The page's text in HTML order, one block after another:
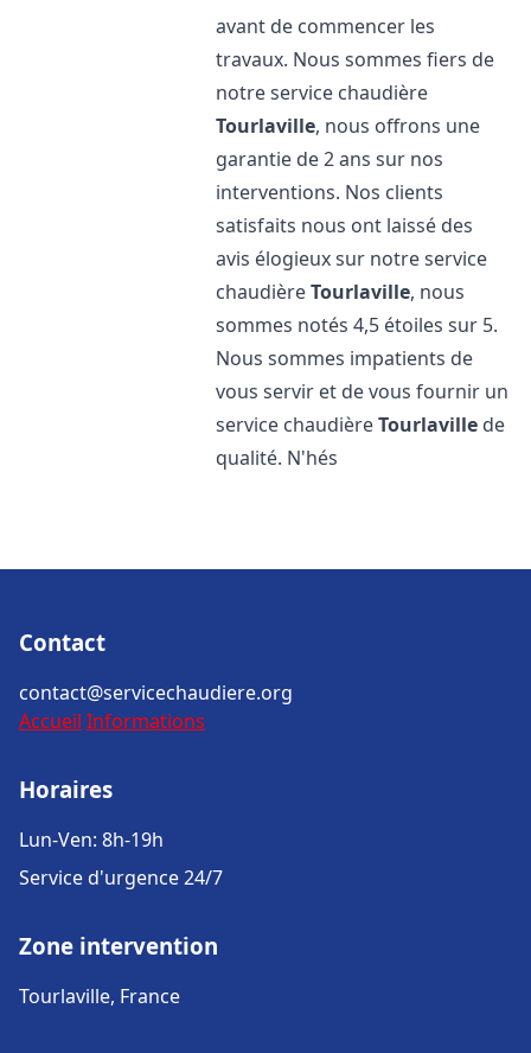
avant de commencer les
travaux. Nous sommes fiers de
notre service chaudière
Tourlaville, nous offrons une
garantie de 2 ans sur nos
interventions. Nos clients
satisfaits nous ont laissé des
avis élogieux sur notre service
chaudièreTourlaville, nous
sommes notés 4,5 étoiles sur 5.
Nous sommes impatients de
vous servir et de vous fournir un
service chaudièreTourlaville de
qualité. N'hés
Contact
contact@servicechaudiere.org
Accueil Informations
Horaires
Lun-Ven: 8h-19h
Service d'urgence 24/7
Zone intervention
Tourlaville, France